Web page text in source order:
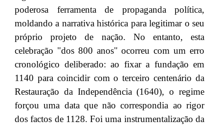
poderosa ferramenta de propaganda política,
moldando a narrativa histórica para legitimar o seu
próprio projeto de nação. No entanto, esta
celebração "dos 800 anos" ocorreu com um erro
cronológico deliberado: ao fixar a fundação em
1140 para coincidir com o terceiro centenário da
Restauração da Independência (1640), o regime
forçou uma data que não correspondia ao rigor
dos factos de 1128. Foi uma instrumentalização da